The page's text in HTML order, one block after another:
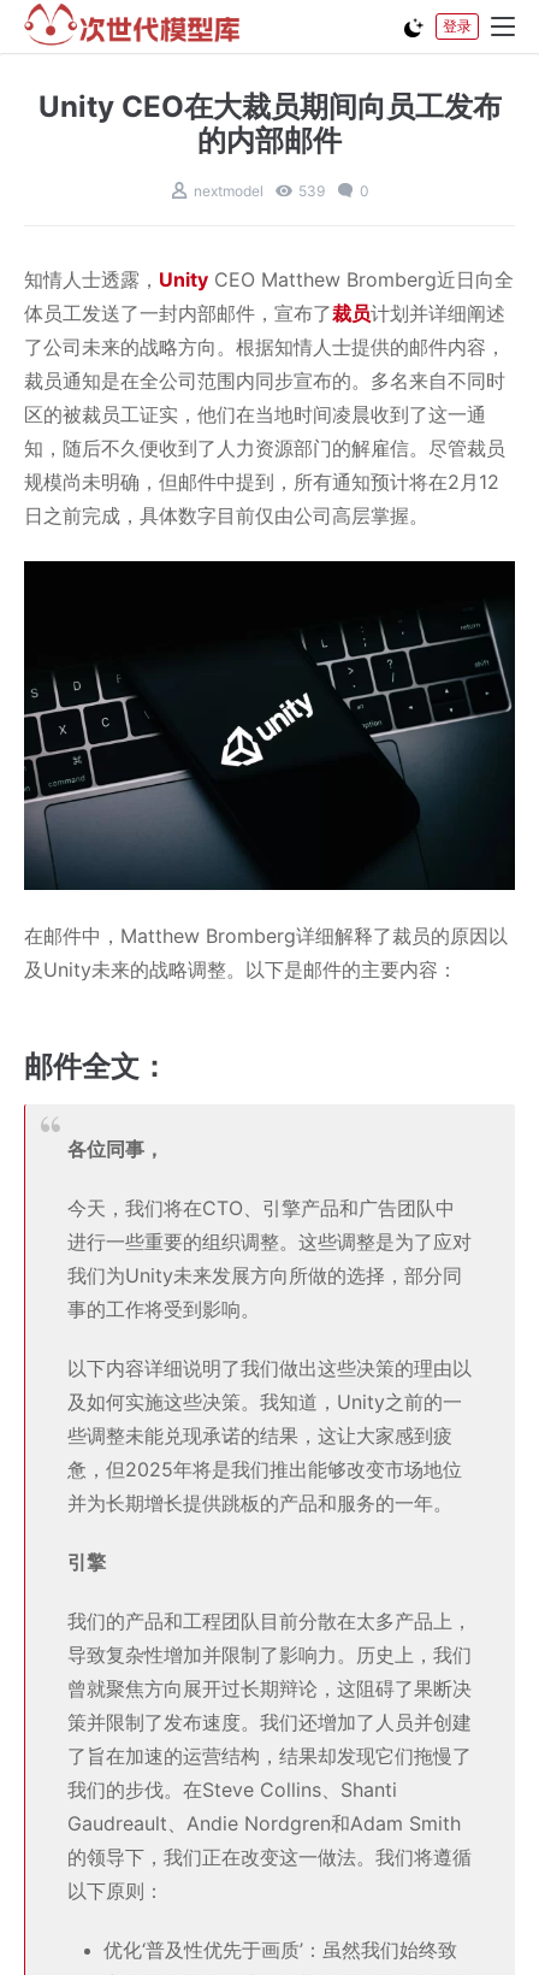
登录
Unity CEO在大裁员期间向员工发布
的内部邮件
nextmodel 539 0
知情人士透露， Unity CEO Matthew Bromberg近日向全
体员工发送了一封内部邮件，宣布了裁员计划并详细阐述
了公司未来的战略方向。根据知情人士提供的邮件内容，
裁员通知是在全公司范围内同步宣布的。多名来自不同时
区的被裁员工证实，他们在当地时间凌晨收到了这一通
知，随后不久便收到了人力资源部门的解雇信。尽管裁员
规模尚未明确，但邮件中提到，所有通知预计将在2月12
日之前完成，具体数字目前仅由公司高层掌握。
在邮件中，Matthew Bromberg详细解释了裁员的原因以
及Unity未来的战略调整。以下是邮件的主要内容：
邮件全文：
各位同事，
今天，我们将在CTO、引擎产品和广告团队中
进行一些重要的组织调整。这些调整是为了应对
我们为Unity未来发展方向所做的选择，部分同
事的工作将受到影响。
以下内容详细说明了我们做出这些决策的理由以
及如何实施这些决策。我知道，Unity之前的一
些调整未能兑现承诺的结果，这让大家感到疲
惫，但2025年将是我们推出能够改变市场地位
并为长期增长提供跳板的产品和服务的一年。
引擎
我们的产品和工程团队目前分散在太多产品上，
导致复杂性增加并限制了影响力。历史上，我们
曾就聚焦方向展开过长期辩论，这阻碍了果断决
策并限制了发布速度。我们还增加了人员并创建
了旨在加速的运营结构，结果却发现它们拖慢了
我们的步伐。在Steve Collins、Shanti
Gaudreault、Andie Nordgren和Adam Smith
的领导下，我们正在改变这一做法。我们将遵循
以下原则：
优化‘普及性优先于画质’：虽然我们始终致